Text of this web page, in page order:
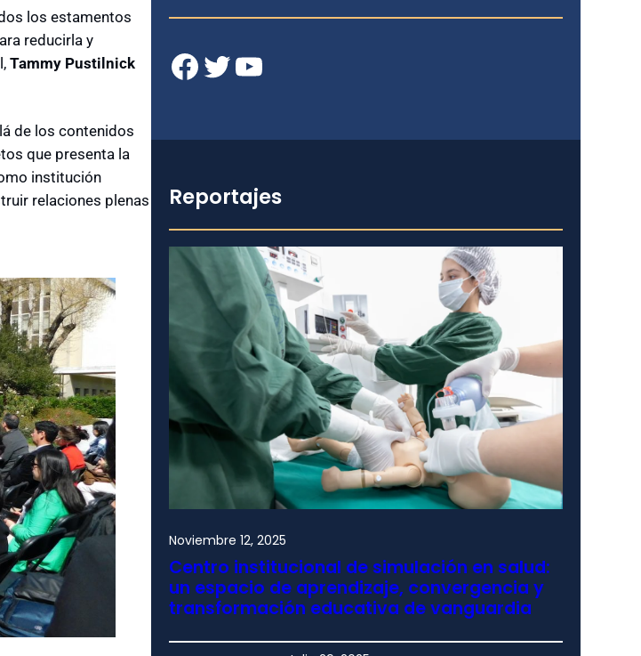
los estamentos
reducirla y
Tammy Pustilnick
de los contenidos
que presenta la
institución
relaciones plenas
Facebook Twitter YouTube
Reportajes
Noviembre 12, 2025
Centro institucional de simulación en salud:
un espacio de aprendizaje, convergencia y
transformación educativa de vanguardia